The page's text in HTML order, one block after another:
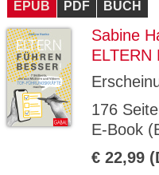
EPUB PDF BUCH
Sabine
ELTERN
176
E-Book
€ 22,99